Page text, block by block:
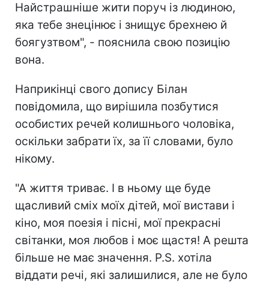
Найстрашніше жити поруч із людиною,
яка тебе знецінює і знищує брехнею й
боягузтвом", - пояснила свою позицію
вона.
Наприкінці свого допису Білан
повідомила, що вирішила позбутися
особистих речей колишнього чоловіка,
оскільки забрати їх, за її словами, було
нікому.
"А життя триває. І в ньому ще буде
щасливий сміх моїх дітей, мої вистави і
кіно, моя поезія і пісні, мої прекрасні
світанки, моя любов і моє щастя! А решта
більше не має значення. P.S. хотіла
віддати речі, які залишилися, але не було